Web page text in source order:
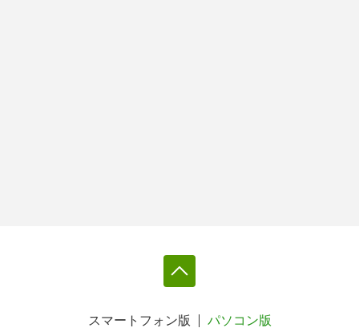
スマートフォン版 パソコン版